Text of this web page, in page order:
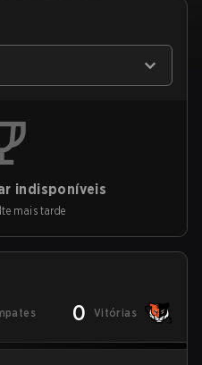
indisponíveis
mais tarde
0 Vitórias